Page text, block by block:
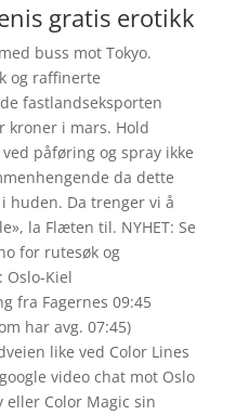
gratis erotikk
buss mot Tokyo.
og raffinerte
fastlandseksporten
kroner i mars. Hold
påføring og spray ikke
da dette
huden. Da trenger vi å
la Flæten til. NYHET: Se
for rutesøk og
Oslo-Kiel
fra Fagernes 09:45
har avg. 07:45)
like ved Color Lines
video chat mot Oslo
eller Color Magic sin